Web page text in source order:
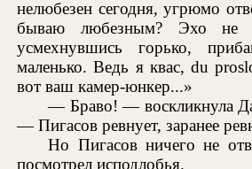
нелюбезен сегодня, угрюмо
бываю любезным? Эхо не
усмехнувшись горько,
маленько. Ведь я квас, du
вот ваш камер-юнкер...»
— Браво! — воскликнула
— Пигасов ревнует, заранее
Но Пигасов ничего не
посмотрел исподлобья.